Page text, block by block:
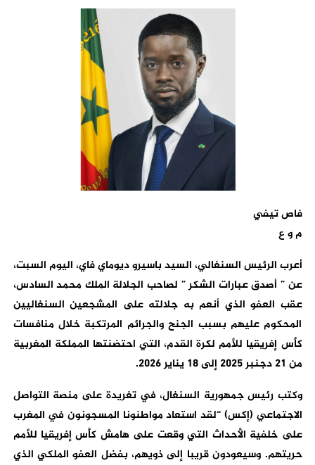
فاص تيفي
م و ع
أعرب الرئيس السنغالي، السيد باسيرو ديوماي فاي، اليوم السبت،
عن ” أصدق عبارات الشكر ” لصاحب الجلالة الملك محمد السادس،
عقب العفو الذي أنعم به جلالته على المشجعين السنغاليين
المحكوم عليهم بسبب الجنح والجرائم المرتكبة خلال منافسات
كأس إفريقيا للأمم لكرة القدم، التي احتضنتها المملكة المغربية
من 21 دجنبر 2025 إلى 18 يناير 2026.
وكتب رئيس جمهورية السنغال، في تغريدة على منصة التواصل
الاجتماعي (إكس) “لقد استعاد مواطنونا المسجونون في المغرب
على خلفية الأحداث التي وقعت على هامش كأس إفريقيا للأمم
حريتهم. وسيعودون قريبا إلى ذويهم، بفضل العفو الملكي الذي